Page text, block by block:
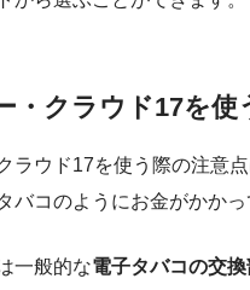
・クラウド17を使
ラウド17を使う際の注意
バコのようにお金がかかっ
一般的な電子タバコの交